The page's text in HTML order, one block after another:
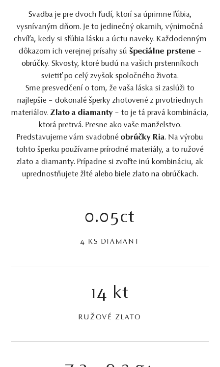
Svadba je pre dvoch ľudí, ktorí sa úprimne ľúbia,
vysnívaným dňom. Je to jedinečný okamih, výnimočná
chvíľa, kedy si sľúbia lásku a úctu naveky. Každodenným
dôkazom ich verejnej prísahy sú špeciálne prstene –
obrúčky. Skvosty, ktoré budú na vašich prstenníkoch
svietiť po celý zvyšok spoločného života.
Sme presvedčení o tom, že vaša láska si zaslúži to
najlepšie – dokonalé šperky zhotovené z prvotriednych
materiálov.Zlato a diamanty – to je tá pravá kombinácia,
ktorá pretrvá. Presne ako vaše manželstvo.
Predstavujeme vám svadobné obrúčky Ria. Na výrobu
tohto šperku používame prírodné materiály, a to ružové
zlato a diamanty. Prípadne si zvoľte inú kombináciu, ak
uprednostňujete žlté alebo biele zlato na obrúčkach.
0.05ct
4 KS DIAMANT
14 kt
RUŽOVÉ ZLATO